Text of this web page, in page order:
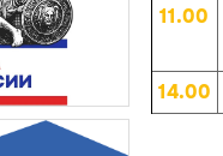
11.00
14.00